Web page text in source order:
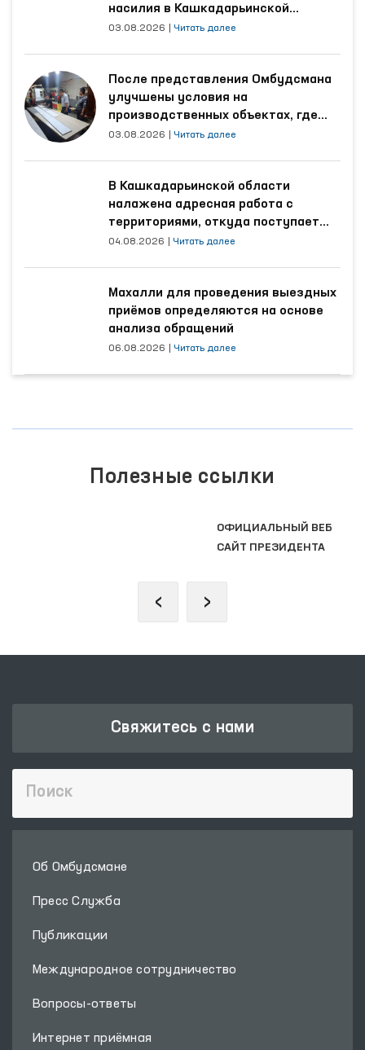
насилия в Кашкадарьинской
области
03.08.2026 Читать далее
После представления Омбудсмана
улучшены условия на
производственных объектах, где
трудятся осуждённые
03.08.2026 Читать далее
В Кашкадарьинской области
налажена адресная работа с
территориями, откуда поступает
наибольшее количество обращений
04.08.2026 Читать далее
Махалли для проведения выездных
приёмов определяются на основе
анализа обращений
06.08.2026 Читать далее
Полезные ссылки
ОФИЦИАЛЬНЫЙ ВЕБ
САЙТ ПРЕЗИДЕНТА
‹ ›
Свяжитесь с нами
Об Омбудсмане
Пресс Служба
Публикации
Международное сотрудничество
Вопросы-ответы
Интернет приёмная